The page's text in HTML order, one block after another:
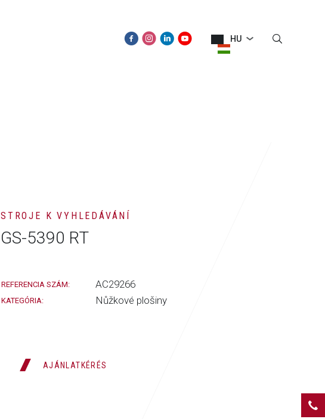
HU
STROJE K VYHLEDÁVÁNÍ
GS-5390 RT
REFERENCIA SZÁM: AC29266
KATEGÓRIA: Nůžkové plošiny
AJÁNLATKÉRÉS